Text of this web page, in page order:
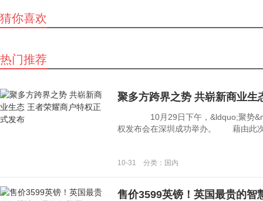
猜你喜欢
热门推荐
聚多方跨界之势 共崭新商业生
10月29日下午，&ldquo;聚势
权发布会在深圳成功举办。 藉由此
10-31 分类：国内
售价3599英镑！英国最贵的智